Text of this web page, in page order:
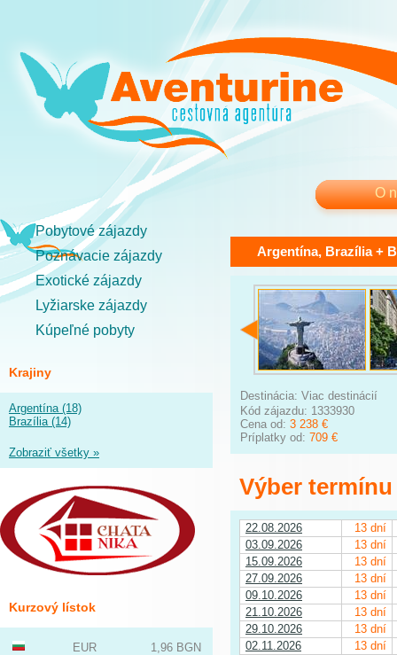
O
Pobytové zájazdy
Poznávacie zájazdy
Exotické zájazdy
Lyžiarske zájazdy
Kúpeľné pobyty
Krajiny
Argentína (18)
Brazília (14)
Zobraziť všetky »
Kurzový lístok
EUR
1,96 BGN
Argentína, Brazília +
Destinácia: Viac destinácií
Kód zájazdu: 1333930
Cena od: 3 238 €
Príplatky od: 709 €
Výber termínu
22.08.2026
13 dní
03.09.2026
13 dní
15.09.2026
13 dní
27.09.2026
13 dní
09.10.2026
13 dní
21.10.2026
13 dní
29.10.2026
13 dní
02.11.2026
13 dní